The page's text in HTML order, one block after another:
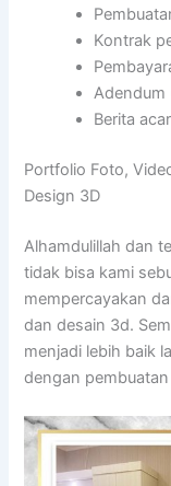
Kontrak
Adendum
Berita
Portfolio Foto,
Design 3D
Alhamdulillah dan
tidak bisa kami
mempercayakan
dan desain 3d.
menjadi lebih baik
dengan